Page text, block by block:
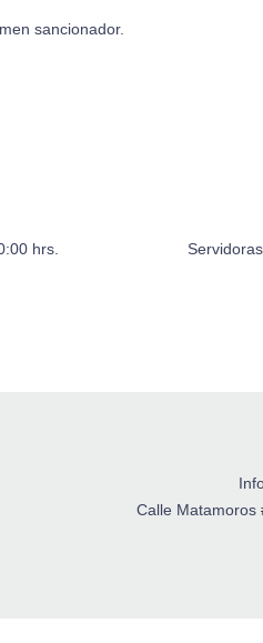
sancionador.
hrs.
Calle Matamoros